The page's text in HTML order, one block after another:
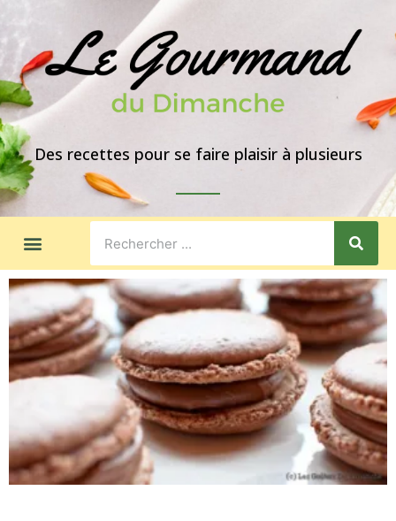
Des recettes pour se faire plaisir à plusieurs